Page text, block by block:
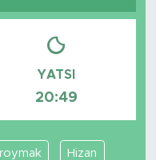
YATSI
20:49
Hizan